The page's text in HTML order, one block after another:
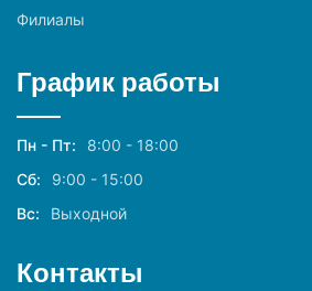
Филиалы
График работы
Пн - Пт:
8:00 - 18:00
Сб:
9:00 - 15:00
Вс:
Выходной
Контакты